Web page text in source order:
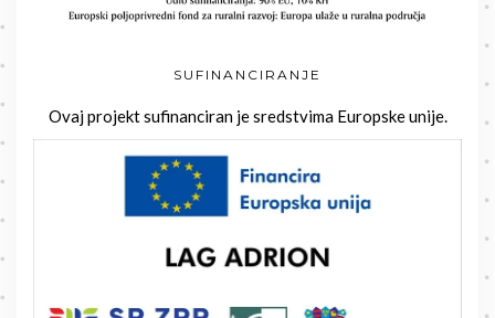
SUFINANCIRANJE
Ovaj projekt sufinanciran je sredstvima Europske unije.